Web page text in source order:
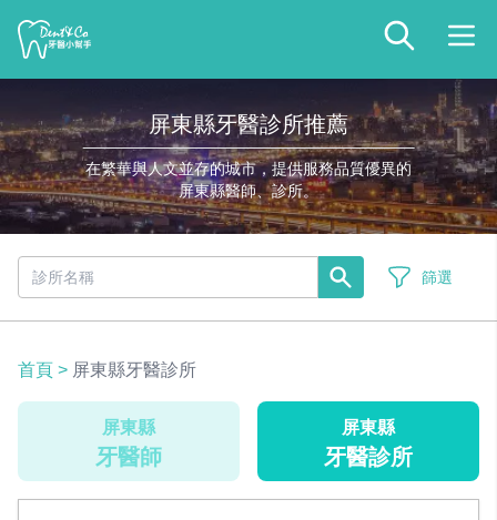
屏東縣牙醫診所推薦
在繁華與人文並存的城市，提供服務品質優異的
屏東縣醫師、診所。
篩選
首頁 > 屏東縣牙醫診所
屏東縣
牙醫師
屏東縣
牙醫診所